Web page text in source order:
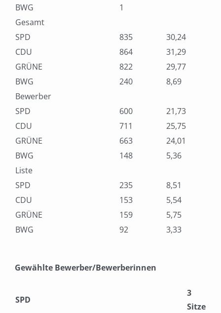
BWG
1
Gesamt
SPD
835
30,24
CDU
864
31,29
GRÜNE
822
29,77
BWG
240
8,69
Bewerber
SPD
600
21,73
CDU
711
25,75
GRÜNE
663
24,01
BWG
148
5,36
Liste
SPD
235
8,51
CDU
153
5,54
GRÜNE
159
5,75
BWG
92 3,33
Gewählte Bewerber/Bewerberinnen
SPD
3
Sitze